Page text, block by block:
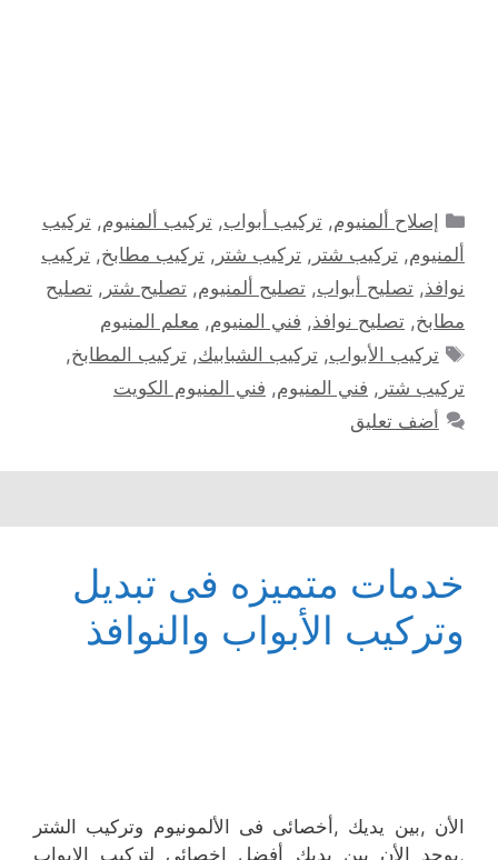
التصنيفات
إصلاح ألمنيوم,تركيب أبواب,تركيب ألمنيوم,تركيب
ألمنيوم, تركيب شتر , تركيب شتر , تركيب مطابخ, تركيب
نوافذ, تصليح أبواب, تصليح ألمنيوم, تصليح شتر , تصليح
مطابخ, تصليح نوافذ, فني المنيوم, معلم المنيوم
الوسوم
تركيب الأبواب,تركيب الشبابيك,تركيب المطابخ,
تركيب شتر , فني المنيوم, فني المنيوم الكويت
أضف تعليق
خدمات متميزه فى تبديل
وتركيب الأبواب والنوافذ
الأن ,بين يديك ,أخصائى فى الألمونيوم وتركيب الشتر
,يوجد الأن بين يديك أفضل اخصائى لتركيب الابواب